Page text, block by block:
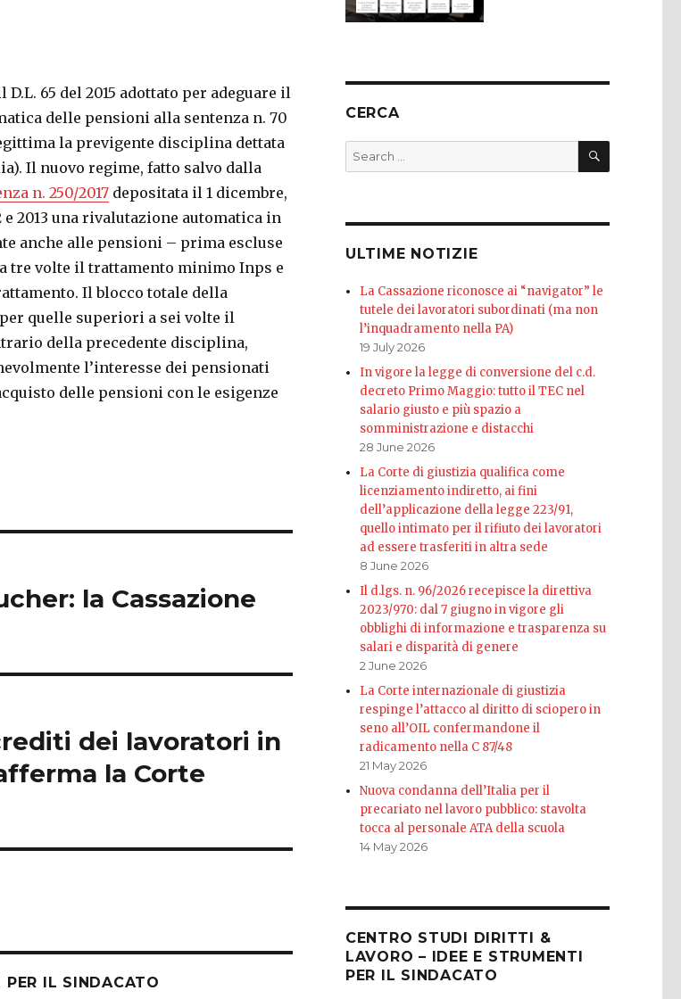
65 del 2015 adottato per adeguare il
delle pensioni alla sentenza n. 70
la previgente disciplina dettata
Il nuovo regime, fatto salvo dalla
n. 250/2017depositata il 1 dicembre,
2013 una rivalutazione automatica in
anche alle pensioni – prima escluse
tre volte il trattamento minimo Inps e
Il blocco totale della
quelle superiori a sei volte il
della precedente disciplina,
l’interesse dei pensionati
delle pensioni con le esigenze
la Cassazione
dei lavoratori in
la Corte
IL SINDACATO
CERCA
Search
for:
SEARCH
ULTIME NOTIZIE
La Cassazione riconosce ai “navigator” le
tutele dei lavoratori subordinati (ma non
l’inquadramento nella PA)
19 July 2026
In vigore la legge di conversione del c.d.
decreto Primo Maggio: tutto il TEC nel
salario giusto e più spazio a
somministrazione e distacchi
28 June 2026
La Corte di giustizia qualifica come
licenziamento indiretto, ai fini
dell’applicazione della legge 223/91,
quello intimato per il rifiuto dei lavoratori
ad essere trasferiti in altra sede
8 June 2026
Il d.lgs. n. 96/2026 recepisce la direttiva
2023/970: dal 7 giugno in vigore gli
obblighi di informazione e trasparenza su
salari e disparità di genere
2 June 2026
La Corte internazionale di giustizia
respinge l’attacco al diritto di sciopero in
seno all’OIL confermandone il
radicamento nella C 87/48
21 May 2026
Nuova condanna dell’Italia per il
precariato nel lavoro pubblico: stavolta
tocca al personale ATA della scuola
14 May 2026
CENTRO STUDI DIRITTI &
LAVORO – IDEE E STRUMENTI
PER IL SINDACATO